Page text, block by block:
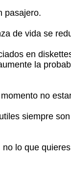
pasajero.
de vida se
en
la
no
siempre
lo que